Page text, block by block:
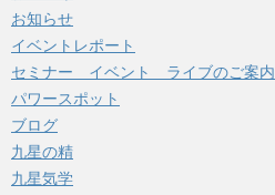
お知らせ
イベントレポート
セミナー イベント ライブのご案内
パワースポット
ブログ
九星の精
九星気学